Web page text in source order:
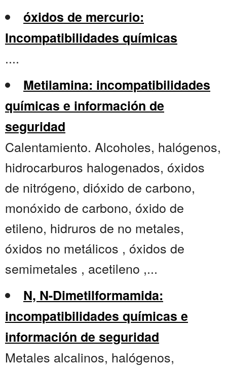
óxidos de mercurio:
Incompatibilidades químicas
....
Metilamina: incompatibilidades
químicas e información de
seguridad
Calentamiento. Alcoholes, halógenos,
hidrocarburos halogenados, óxidos
de nitrógeno, dióxido de carbono,
monóxido de carbono, óxido de
etileno, hidruros de no metales,
óxidos no metálicos , óxidos de
semimetales , acetileno ,...
N, N-Dimetilformamida:
incompatibilidades químicas e
información de seguridad
Metales alcalinos, halógenos,